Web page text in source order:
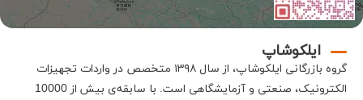
ایلکوشاپ
گروه بازرگانی ایلکوشاپ
، از سال ۱۳۹۸ متخصص در واردات تجهیزات
الکترونیک، صنعتی و آزمایشگاهی است.
با سابقه‌ی بیش از 10000